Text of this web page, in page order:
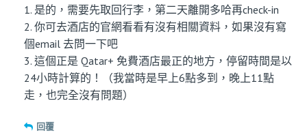
1. 是的，需要先取回行李，第二天離開多哈再check-in
2. 你可去酒店的官網看看有沒有相關資料，如果沒有寫
個email 去問一下吧
3. 這個正是 Qatar+ 免費酒店最正的地方，停留時間是以
24小時計算的！（我當時是早上6點多到，晚上11點
走，也完全沒有問題）
回覆